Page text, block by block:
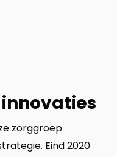
zorggroep
Eind 2020